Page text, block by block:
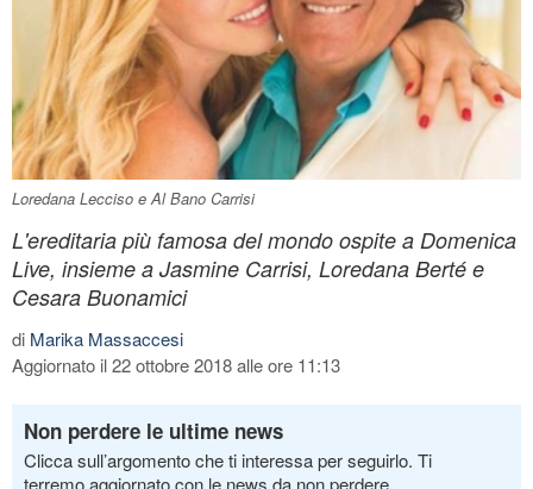
Loredana Lecciso e Al Bano Carrisi
L'ereditaria più famosa del mondo ospite a Domenica
Live, insieme a Jasmine Carrisi, Loredana Berté e
Cesara Buonamici
di Marika Massaccesi
Aggiornato il 22 ottobre 2018 alle ore 11:13
Non perdere le ultime news
Clicca sull’argomento che ti interessa per seguirlo. Ti
terremo aggiornato con le news da non perdere.